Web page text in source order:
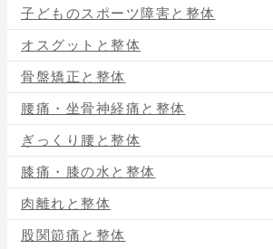
子どものスポーツ障害と整体
オスグットと整体
骨盤矯正と整体
腰痛・坐骨神経痛と整体
ぎっくり腰と整体
膝痛・膝の水と整体
肉離れと整体
股関節痛と整体